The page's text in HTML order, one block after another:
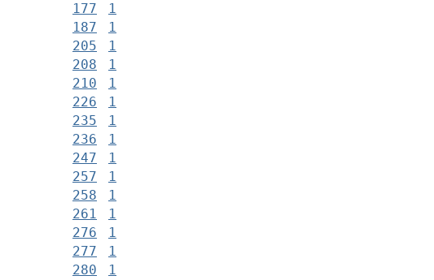
177
1
187
1
205
1
208
1
210
1
226
1
235
1
236
1
247
1
257
1
258
1
261
1
276
1
277
1
280
1